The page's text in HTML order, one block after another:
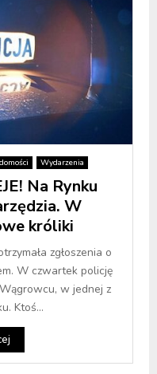
Wydarzenia
Na Rynku
W
króliki
zgłoszenia o
W czwartek policję
w jednej z
Ktoś...